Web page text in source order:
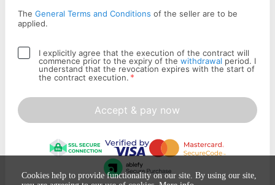
The General Terms and Conditions of the seller are to be
applied.
I explicitly agree that the execution of the contract will
commence prior to the expiry of the withdrawal period. I
understand that the revocation expires with the start of
the contract execution. *
Accept & pay now
Cookies help to provide functionality on our site. By using our site,